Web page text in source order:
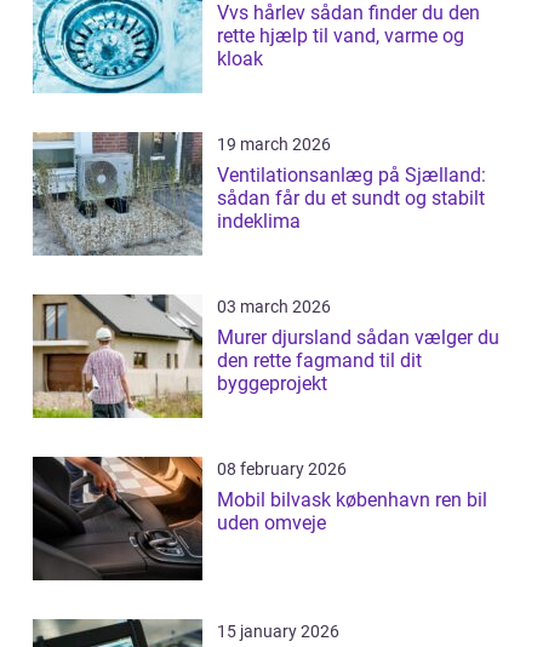
Vvs hårlev sådan finder du den
rette hjælp til vand, varme og
kloak
19 march 2026
Ventilationsanlæg på Sjælland:
sådan får du et sundt og stabilt
indeklima
03 march 2026
Murer djursland sådan vælger du
den rette fagmand til dit
byggeprojekt
08 february 2026
Mobil bilvask københavn ren bil
uden omveje
15 january 2026